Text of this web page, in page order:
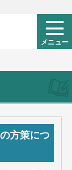
方策につ